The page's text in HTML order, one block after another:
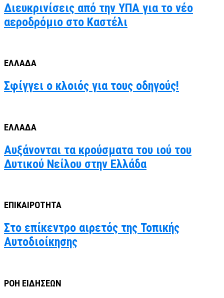
Διευκρινίσεις από την ΥΠΑ για το νέο
αεροδρόμιο στο Καστέλι
ΕΛΛΑΔΑ
Σφίγγει ο κλοιός για τους οδηγούς!
ΕΛΛΑΔΑ
Αυξάνονται τα κρούσματα του ιού του
Δυτικού Νείλου στην Ελλάδα
ΕΠΙΚΑΙΡΟΤΗΤΑ
Στο επίκεντρο αιρετός της Τοπικής
Αυτοδιοίκησης
ΡΟΗ ΕΙΔΗΣΕΩΝ